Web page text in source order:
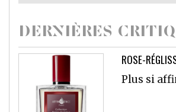
DERNIÈRES
ROSE-
Plus si